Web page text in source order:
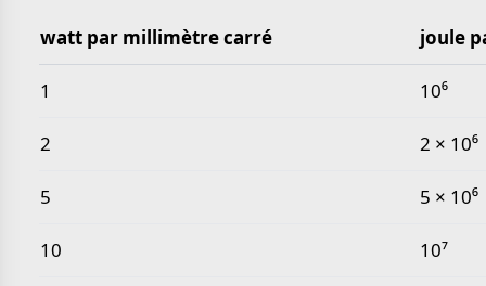
Valeurs courantes watt par millimètre carré en
watt par millimètre carré joule
1 10⁶
2 2 × 10⁶
5 5 × 10⁶
10 10⁷